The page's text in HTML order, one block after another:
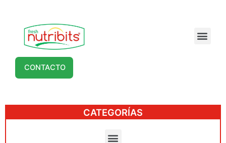
CONTACTO
CATEGORÍAS